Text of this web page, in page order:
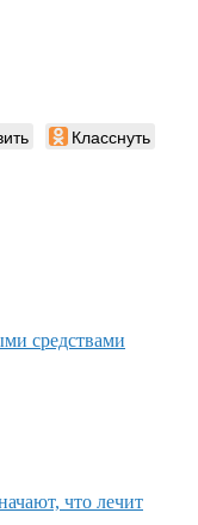
Класснуть
средствами
что лечит